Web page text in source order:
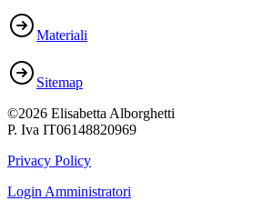
Materiali
Sitemap
©2026 Elisabetta Alborghetti
P. Iva IT06148820969
Privacy Policy
Login Amministratori